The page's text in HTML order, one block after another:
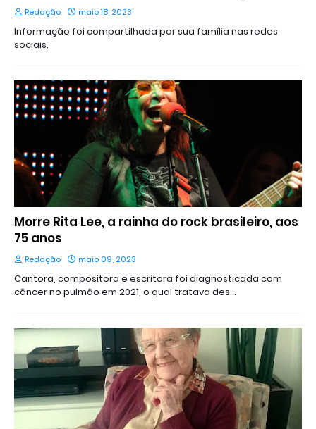
Redação maio 18, 2023
Informação foi compartilhada por sua família nas redes
sociais.
Morre Rita Lee, a rainha do rock brasileiro, aos
75 anos
Redação maio 09, 2023
Cantora, compositora e escritora foi diagnosticada com
câncer no pulmão em 2021, o qual tratava des…